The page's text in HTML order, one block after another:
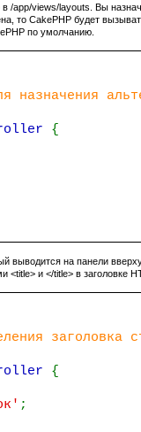
/app/views/layouts. Вы
то CakePHP будет
по умолчанию.
{
выводится на панели
и </title> в заголовке
заголовка
{
;